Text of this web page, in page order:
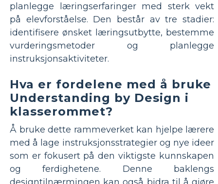
planlegge læringserfaringer med sterk vekt
på elevforståelse. Den består av tre stadier:
identifisere ønsket læringsutbytte, bestemme
vurderingsmetoder og planlegge
instruksjonsaktiviteter.
Hva er fordelene med å bruke
Understanding by Design i
klasserommet?
Å bruke dette rammeverket kan hjelpe lærere
med å lage instruksjonsstrategier og nye ideer
som er fokusert på den viktigste kunnskapen
og ferdighetene. Denne baklengs